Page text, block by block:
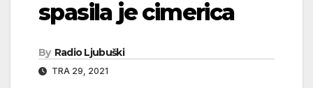
spasila je cimerica
By Radio Ljubuški
TRA 29, 2021